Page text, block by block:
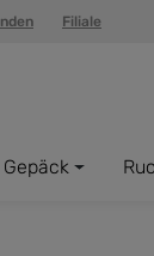
springen
Filiale